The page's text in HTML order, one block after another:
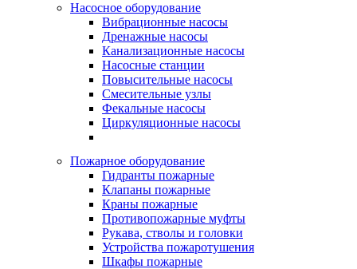
Насосное оборудование
Вибрационные насосы
Дренажные насосы
Канализационные насосы
Насосные станции
Повысительные насосы
Смесительные узлы
Фекальные насосы
Циркуляционные насосы
Пожарное оборудование
Гидранты пожарные
Клапаны пожарные
Краны пожарные
Противопожарные муфты
Рукава, стволы и головки
Устройства пожаротушения
Шкафы пожарные